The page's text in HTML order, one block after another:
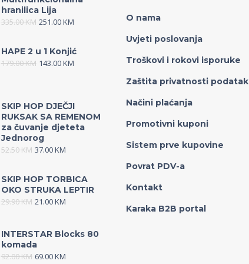
hranilica Lija
335.00KM 251.00KM
HAPE 2 u 1 Konjić
179.00KM 143.00KM
SKIP HOP DJEČJI
RUKSAK SA REMENOM
za čuvanje djeteta
Jednorog
52.50KM 37.00KM
SKIP HOP TORBICA
OKO STRUKA LEPTIR
29.90KM 21.00KM
INTERSTAR Blocks 80
komada
92.00KM 69.00KM
O nama
Uvjeti poslovanja
Troškovi i rokovi isporuke
Zaštita privatnosti
Načini plaćanja
Promotivni kuponi
Sistem prve kupovine
Povrat PDV-a
Kontakt
Karaka B2B portal